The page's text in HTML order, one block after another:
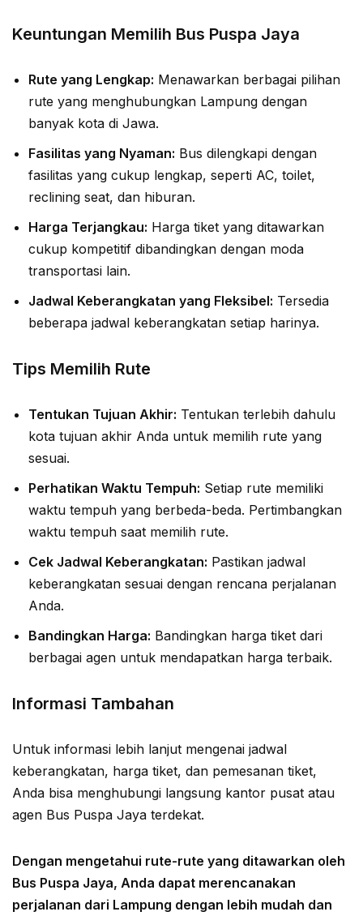
Keuntungan Memilih Bus Puspa Jaya
Rute yang Lengkap: Menawarkan berbagai pilihan
rute yang menghubungkan Lampung dengan
banyak kota di Jawa.
Fasilitas yang Nyaman: Bus dilengkapi dengan
fasilitas yang cukup lengkap, seperti AC, toilet,
reclining seat, dan hiburan.
Harga Terjangkau: Harga tiket yang ditawarkan
cukup kompetitif dibandingkan dengan moda
transportasi lain.
Jadwal Keberangkatan yang Fleksibel: Tersedia
beberapa jadwal keberangkatan setiap harinya.
Tips Memilih Rute
Tentukan Tujuan Akhir: Tentukan terlebih dahulu
kota tujuan akhir Anda untuk memilih rute yang
sesuai.
Perhatikan Waktu Tempuh: Setiap rute memiliki
waktu tempuh yang berbeda-beda. Pertimbangkan
waktu tempuh saat memilih rute.
Cek Jadwal Keberangkatan: Pastikan jadwal
keberangkatan sesuai dengan rencana perjalanan
Anda.
Bandingkan Harga: Bandingkan harga tiket dari
berbagai agen untuk mendapatkan harga terbaik.
Informasi Tambahan
Untuk informasi lebih lanjut mengenai jadwal
keberangkatan, harga tiket, dan pemesanan tiket,
Anda bisa menghubungi langsung kantor pusat atau
agen Bus Puspa Jaya terdekat.
Dengan mengetahui rute-rute yang ditawarkan oleh
Bus Puspa Jaya, Anda dapat merencanakan
perjalanan dari Lampung dengan lebih mudah dan